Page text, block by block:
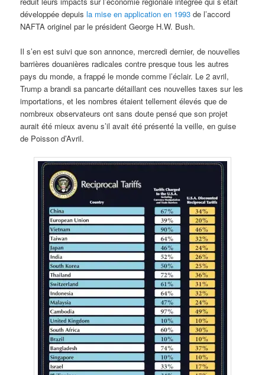
développée depuisla mise en application en 1993 de l’accord
NAFTA originel par le président George H.W. Bush.
Il s’en est suivi que son annonce, mercredi dernier, de nouvelles
barrières douanières radicales contre presque tous les autres
pays du monde, a frappé le monde comme l’éclair. Le 2 avril,
Trump a brandi sa pancarte détaillant ces nouvelles taxes sur les
importations, et les nombres étaient tellement élevés que de
nombreux observateurs ont sans doute pensé que son projet
aurait été mieux avenu s’il avait été présenté la veille, en guise
de Poisson d’Avril.